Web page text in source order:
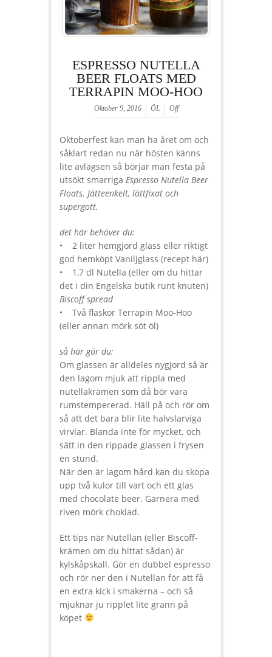
ESPRESSO NUTELLA
BEER FLOATS MED
TERRAPIN MOO-HOO
Oktober 9, 2016 ÖL Off
Oktoberfest kan man ha året om och
såklart redan nu när hösten känns
lite avlägsen så börjar man festa på
utsökt smarriga Espresso Nutella Beer
Floats. Jätteenkelt, lättfixat och
supergott.
det här behöver du:
• 2 liter hemgjord glass eller riktigt
god hemköpt Vaniljglass (recept här)
• 1,7 dl Nutella (eller om du hittar
det i din Engelska butik runt knuten)
Biscoff spread
• Två flaskor Terrapin Moo-Hoo
(eller annan mörk söt öl)
så här gör du:
Om glassen är alldeles nygjord så är
den lagom mjuk att rippla med
nutellakrämen som då bör vara
rumstempererad. Häll på och rör om
så att det bara blir lite halvslarviga
virvlar. Blanda inte för mycket. och
sätt in den rippade glassen i frysen
en stund.
När den är lagom hård kan du skopa
upp två kulor till vart och ett glas
med chocolate beer. Garnera med
riven mörk choklad.
Ett tips när Nutellan (eller Biscoff-
krämen om du hittat sådan) är
kylskåpskall. Gör en dubbel espresso
och rör ner den i Nutellan för att få
en extra kick i smakerna – och så
mjuknar ju ripplet lite grann på
köpet